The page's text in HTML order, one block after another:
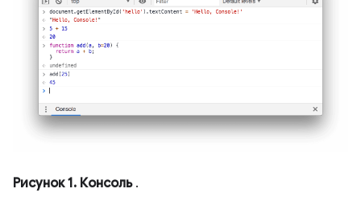
Рисунок 1. Консоль.